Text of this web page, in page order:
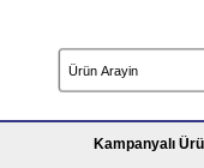
Kampanyalı